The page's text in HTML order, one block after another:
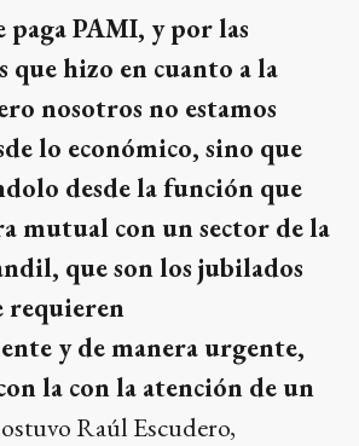
paga PAMI, y por las
que hizo en cuanto a la
nosotros no estamos
lo económico, sino que
desde la función que
mutual con un sector de la
que son los jubilados
requieren
y de manera urgente,
la con la atención de un
Raúl Escudero,